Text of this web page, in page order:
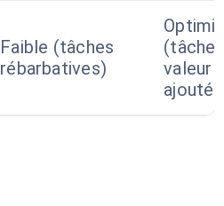
Faible (tâches
rébarbatives)
valeur